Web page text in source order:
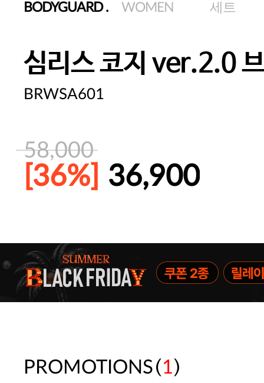
BODYGUARD. WOMEN 세트
심리스 코지 ver.2.0
BRWSA601
58,000
[36%] 36,900
주말특가 20%(8.7~8.9)/5만원 이
[썸머블프] 1만원 할인 쿠폰(8.1~31)
속옷 교체 10% 쿠폰(8.1~31)/7만
PROMOTIONS(1)